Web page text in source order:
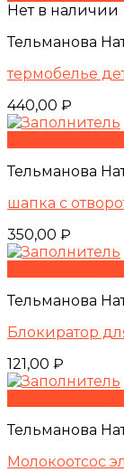
Нет в наличии
Тельманова
термобелье
440,00 ₽
Тельманова
шапка с
350,00 ₽
Тельманова
Блокиратор
121,00 ₽
Тельманова
Молокоотсос